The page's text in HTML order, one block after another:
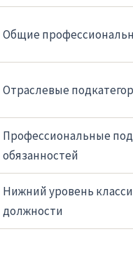
Общие
Отраслевые
Профессиональные
обязанностей
Нижний уровень
должности